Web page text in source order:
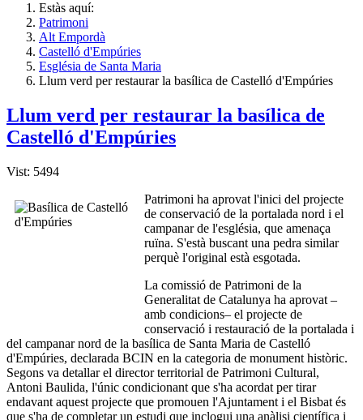
Estàs aquí:
Patrimoni
Alt Empordà
Castelló d'Empúries
Església de Santa Maria
Llum verd per restaurar la basílica de Castelló d'Empúries
Llum verd per restaurar la basílica de
Castelló d'Empúries
Vist: 5494
Patrimoni ha aprovat l'inici del projecte
de conservació de la portalada nord i el
campanar de l'església, que amenaça
ruïna. S'està buscant una pedra similar
perquè l'original està esgotada.
La comissió de Patrimoni de la
Generalitat de Catalunya ha aprovat –
amb condicions– el projecte de
conservació i restauració de la portalada i
del campanar nord de la basílica de Santa Maria de Castelló
d'Empúries, declarada BCIN en la categoria de monument històric.
Segons va detallar el director territorial de Patrimoni Cultural,
Antoni Baulida, l'únic condicionant que s'ha acordat per tirar
endavant aquest projecte que promouen l'Ajuntament i el Bisbat és
que s'ha de completar un estudi que inclogui una anàlisi científica i